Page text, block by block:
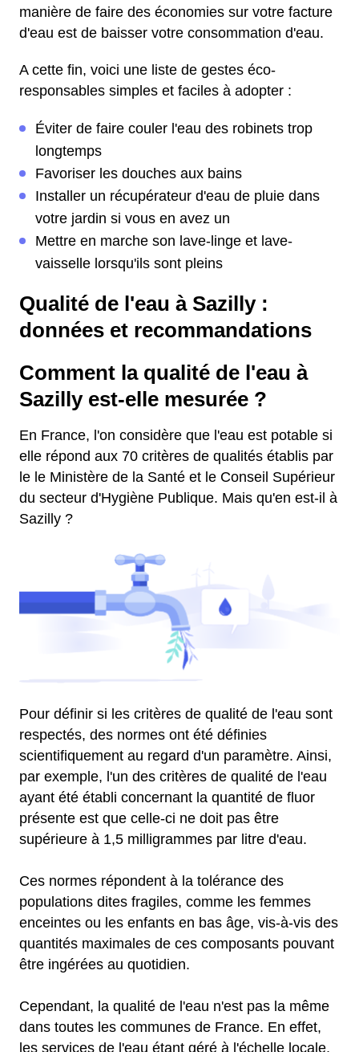
manière de faire des économies sur votre facture
d'eau est de baisser votre consommation d'eau.
A cette fin, voici une liste de gestes éco-
responsables simples et faciles à adopter :
Éviter de faire couler l'eau des robinets trop
longtemps
Favoriser les douches aux bains
Installer un récupérateur d'eau de pluie dans
votre jardin si vous en avez un
Mettre en marche son lave-linge et lave-
vaisselle lorsqu'ils sont pleins
Qualité de l'eau à Sazilly :
données et recommandations
Comment la qualité de l'eau à
Sazilly est-elle mesurée ?
En France, l'on considère que l'eau est potable si
elle répond aux 70 critères de qualités établis par
le le Ministère de la Santé et le Conseil Supérieur
du secteur d'Hygiène Publique. Mais qu'en est-il à
Sazilly ?
Pour définir si les critères de qualité de l'eau sont
respectés, des normes ont été définies
scientifiquement au regard d'un paramètre. Ainsi,
par exemple, l'un des critères de qualité de l'eau
ayant été établi concernant la quantité de fluor
présente est que celle-ci ne doit pas être
supérieure à 1,5 milligrammes par litre d'eau.
Ces normes répondent à la tolérance des
populations dites fragiles, comme les femmes
enceintes ou les enfants en bas âge, vis-à-vis des
quantités maximales de ces composants pouvant
être ingérées au quotidien.
Cependant, la qualité de l'eau n'est pas la même
dans toutes les communes de France. En effet,
les services de l'eau étant géré à l'échelle locale,